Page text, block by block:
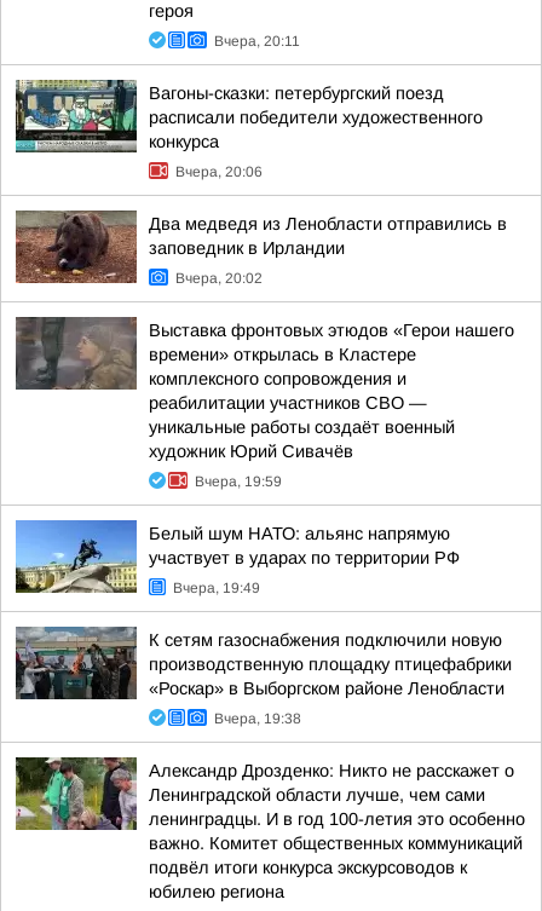
героя
Вчера, 20:11
Вагоны-сказки: петербургский поезд
расписали победители художественного
конкурса
Вчера, 20:06
Два медведя из Ленобласти отправились в
заповедник в Ирландии
Вчера, 20:02
Выставка фронтовых этюдов «Герои нашего
времени» открылась в Кластере
комплексного сопровождения и
реабилитации участников СВО —
уникальные работы создаёт военный
художник Юрий Сивачёв
Вчера, 19:59
Белый шум НАТО: альянс напрямую
участвует в ударах по территории РФ
Вчера, 19:49
К сетям газоснабжения подключили новую
производственную площадку птицефабрики
«Роскар» в Выборгском районе Ленобласти
Вчера, 19:38
Александр Дрозденко: Никто не расскажет о
Ленинградской области лучше, чем сами
ленинградцы. И в год 100-летия это особенно
важно. Комитет общественных коммуникаций
подвёл итоги конкурса экскурсоводов к
юбилею региона